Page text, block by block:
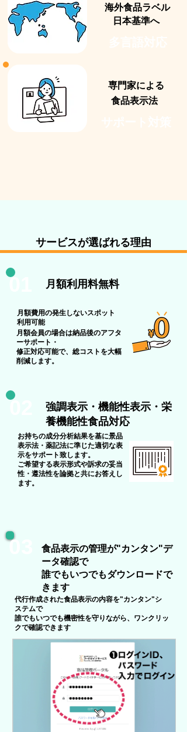
​海外食品ラベル
​日本基準へ
専門家による
食品表示法
サービスが選ばれる理由
​月額利用料無料
月額費用の発生しないスポット
利用可能
月額会員の場合は納品後のアフタ
ーサポート・
​修正対応可能で、総コストを大幅
削減します。
01
02
強調表示・機能性表示・栄
養機能性食品対応
お持ちの成分分析結果を基に景品
表示法・薬記法に準じた適切な表
示をサポート致します。
ご希望する表示形式や訴求の妥当
性・遵法性を論拠と共にお答えし
ます。
03
食品表示の管理が"カンタン"デ
ータ確認で
​誰でもいつでもダウンロードで
きます
代行作成された食品表示の内容を"カンタン"シ
ステムで
誰でもいつでも機密性を守りながら、ワンクリッ
クで確認できます